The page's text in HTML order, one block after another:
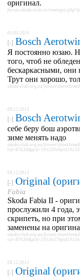
оригинал.
forum.skoda-club.ru/
05.05.2014
[-] Bosch
Я постоянно юзаю.
того, чтоб не
бескаркасными, они
Трут они хорошо,
skoda-club.org.ua/forum/
09.12.2013
[-] Bosch
себе беру бош
зиме менять надо
skoda-club.org.ua/forum/
09.12.2013
[-] Original
Fabia
Skoda Fabia II -
прослужили 4 года,
скрипеть, но при
заменены на
skoda-club.org.ua/forum/
08.12.2013
[-] Original